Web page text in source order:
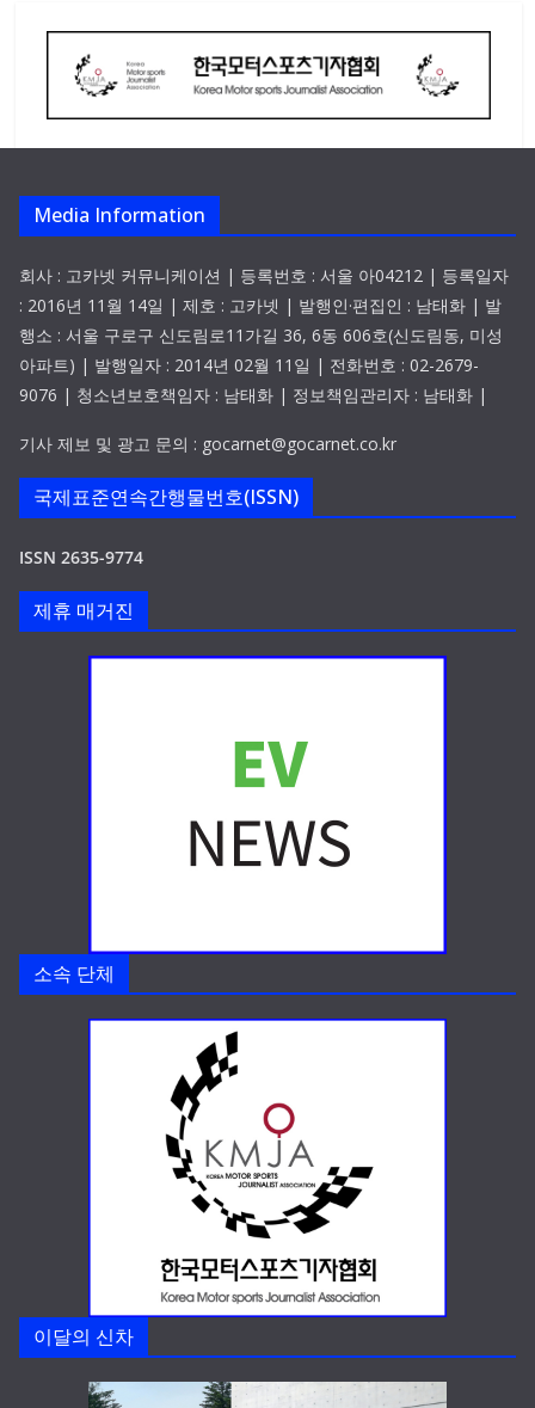
Media Information
회사 : 고카넷 커뮤니케이션 | 등록번호 : 서울 아04212 | 등록일자
: 2016년 11월 14일 | 제호 : 고카넷 | 발행인·편집인 : 남태화 | 발
행소 : 서울 구로구 신도림로11가길 36, 6동 606호(신도림동, 미성
아파트) | 발행일자 : 2014년 02월 11일 | 전화번호 : 02-2679-
9076 | 청소년보호책임자 : 남태화 | 정보책임관리자 : 남태화 |
기사 제보 및 광고 문의 : gocarnet@gocarnet.co.kr
국제표준연속간행물번호(ISSN)
ISSN 2635-9774
제휴 매거진
소속 단체
이달의 신차